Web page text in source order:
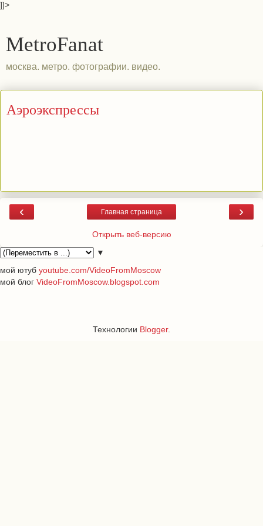
]]>
MetroFanat
москва. метро. фотографии. видео.
Аэроэкспрессы
‹ ›
Главная страница
Открыть веб-версию
▼
мой ютуб youtube.com/VideoFromMoscow
мой блог VideoFromMoscow.blogspot.com
Технологии Blogger.